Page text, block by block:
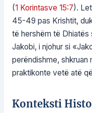
(1 Korintasve 15:7).
45-49 pas Krishtit,
të hershëm të
Jakobi, i njohur si
perëndishme, shkruan
praktikonte vetë atë
Konteksti